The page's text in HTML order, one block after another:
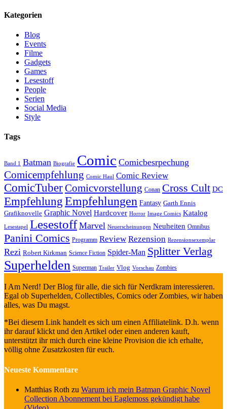
Kategorien
Blog
Events
Filme
Gadgets
Games
Lesestoff
People
Serien
Social Media
Style
Tags
Band 1 Batman Biografie Comic Comicbesrpechung
Comicempfehlung Comic Haul Comic Review
ComicTuberComicvorstellung Conan Cross Cult DC
Empfehlung Empfehlungen Fantasy Garth Ennis
Grafiknovelle Graphic Novel Hardcover Horror Image Comics Katalog
Lesestapel Lesestoff Marvel Neuerscheinungen Neuheiten Omnibus
Panini Comics Programm Review Rezension Rezensionsexemplar
Rezi Robert Kirkman Science Fiction Spider-Man Splitter Verlag
Superhelden Superman Trailer Vlog Vorschau Zombies
I Am Nerd! Der Blog für alle, die sich für Nerdkram interessieren.
Egal ob Superhelden, Collectibles, Comics oder Zombies, wir haben
alles, was Du magst.
*Bei diesem Link handelt es sich um einen Affiliatelink. D.h. wenn
ihr darauf klickt und den Artikel oder einen anderen kauft,
unterstützt ihr mich durch eine kleine Provision die ich erhalte,
völlig ohne Zusatzkosten für euch.
Neueste Kommentare
Matthias Roth zu Warum ich mein Batman Graphic Novel
Collection Abonnement bei Eaglemoss gekündigt habe